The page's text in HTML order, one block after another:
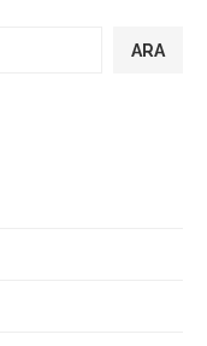
ARA